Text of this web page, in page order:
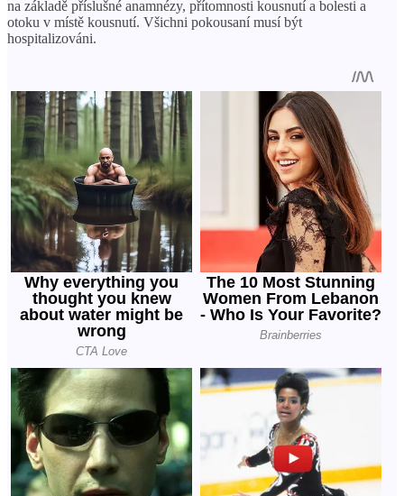
na základě příslušné anamnézy, přítomnosti kousnutí a bolesti a
otoku v místě kousnutí. Všichni pokousaní musí být
hospitalizováni.